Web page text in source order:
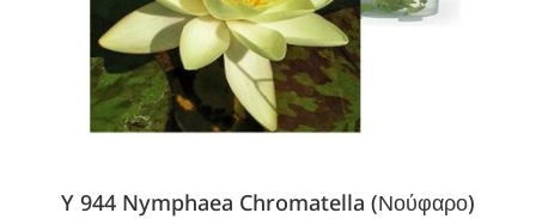
Y 944 Nymphaea Chromatella (Νούφαρο)